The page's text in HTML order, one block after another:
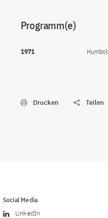
Programm(e)
1971
Drucken Teilen
Social Media
LinkedIn